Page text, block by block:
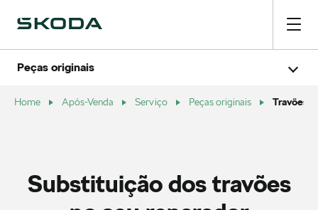
Travões
Peças originais
Home Após-Venda Serviço Peças originais Travões
Substituição dos travões